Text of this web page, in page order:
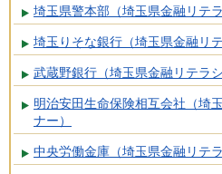
埼玉県警本部（埼玉県金融リテ
埼玉りそな銀行（埼玉県金融リ
武蔵野銀行（埼玉県金融リテラ
明治安田生命保険相互会社（埼
ナー）
中央労働金庫（埼玉県金融リテ